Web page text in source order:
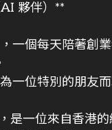
夥伴）**
一個每天陪著創
一位特別的朋友而
是一位來自香港的